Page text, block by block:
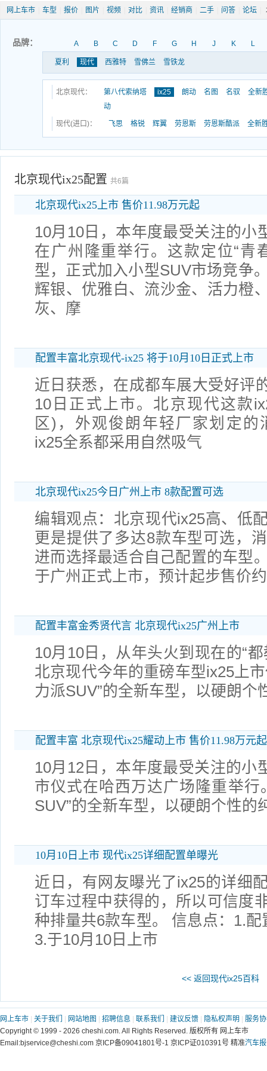
网上车市 车型 报价 图片 视频 对比 资讯 经销商 二手 问答 论坛
品牌： A B C D F G H J K L
夏利 现代 西雅特 雪佛兰 雪铁龙
北京现代： 第八代索纳塔 ix25 朗动 名图 名驭
全新
动
现代(进口)： 飞思 格锐 辉翼 劳恩斯 劳恩斯酷派 全新
北京现代ix25配置 共6篇
北京现代ix25上市 售价11.98万元起
10月10日，本年度最受关注的
在广州隆重举行。这款定位“青
型，正式加入小型SUV市场竞争
辉银、优雅白、流沙金、活力橙
灰、摩
配置丰富北京现代-ix25 将于10月10日正式上市
近日获悉，在成都车展大受好评
10日正式上市。北京现代这款
区)，外观俊朗年轻厂家划定
ix25全系都采用自然吸气
北京现代ix25今日广州上市 8款配置可选
编辑观点：北京现代ix25高、低
更是提供了多达8款车型可选，
进而选择最适合自己配置的车型
于广州正式上市，预计起步售价
配置丰富金秀贤代言 北京现代ix25广州上市
10月10日，从年头火到现在的“
北京现代今年的重磅车型ix25上
力派SUV”的全新车型，以硬朗个
配置丰富 北京现代ix25耀动上市 售价11.98万元起
10月12日，本年度最受关注的
市仪式在哈西万达广场隆重举行
SUV”的全新车型，以硬朗个性的
10月10日上市 现代ix25详细配置单曝光
近日，有网友曝光了ix25的详细
订车过程中获得的，所以可信度
种排量共6款车型。 信息点：1.
3.于10月10日上市
<< 返回现代ix25百科
网上车市 关于我们 网站地图 招聘信息 联系我们 建议反馈 隐私权声明
服务
Copyright © 1999 - 2026 cheshi.com. All Rights Reserved. 版权所有 网上车市
Email:bjservice@cheshi.com 京ICP备09041801号-1 京ICP证010391号 精准汽车